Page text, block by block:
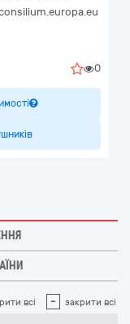
0
всі - закрити всі